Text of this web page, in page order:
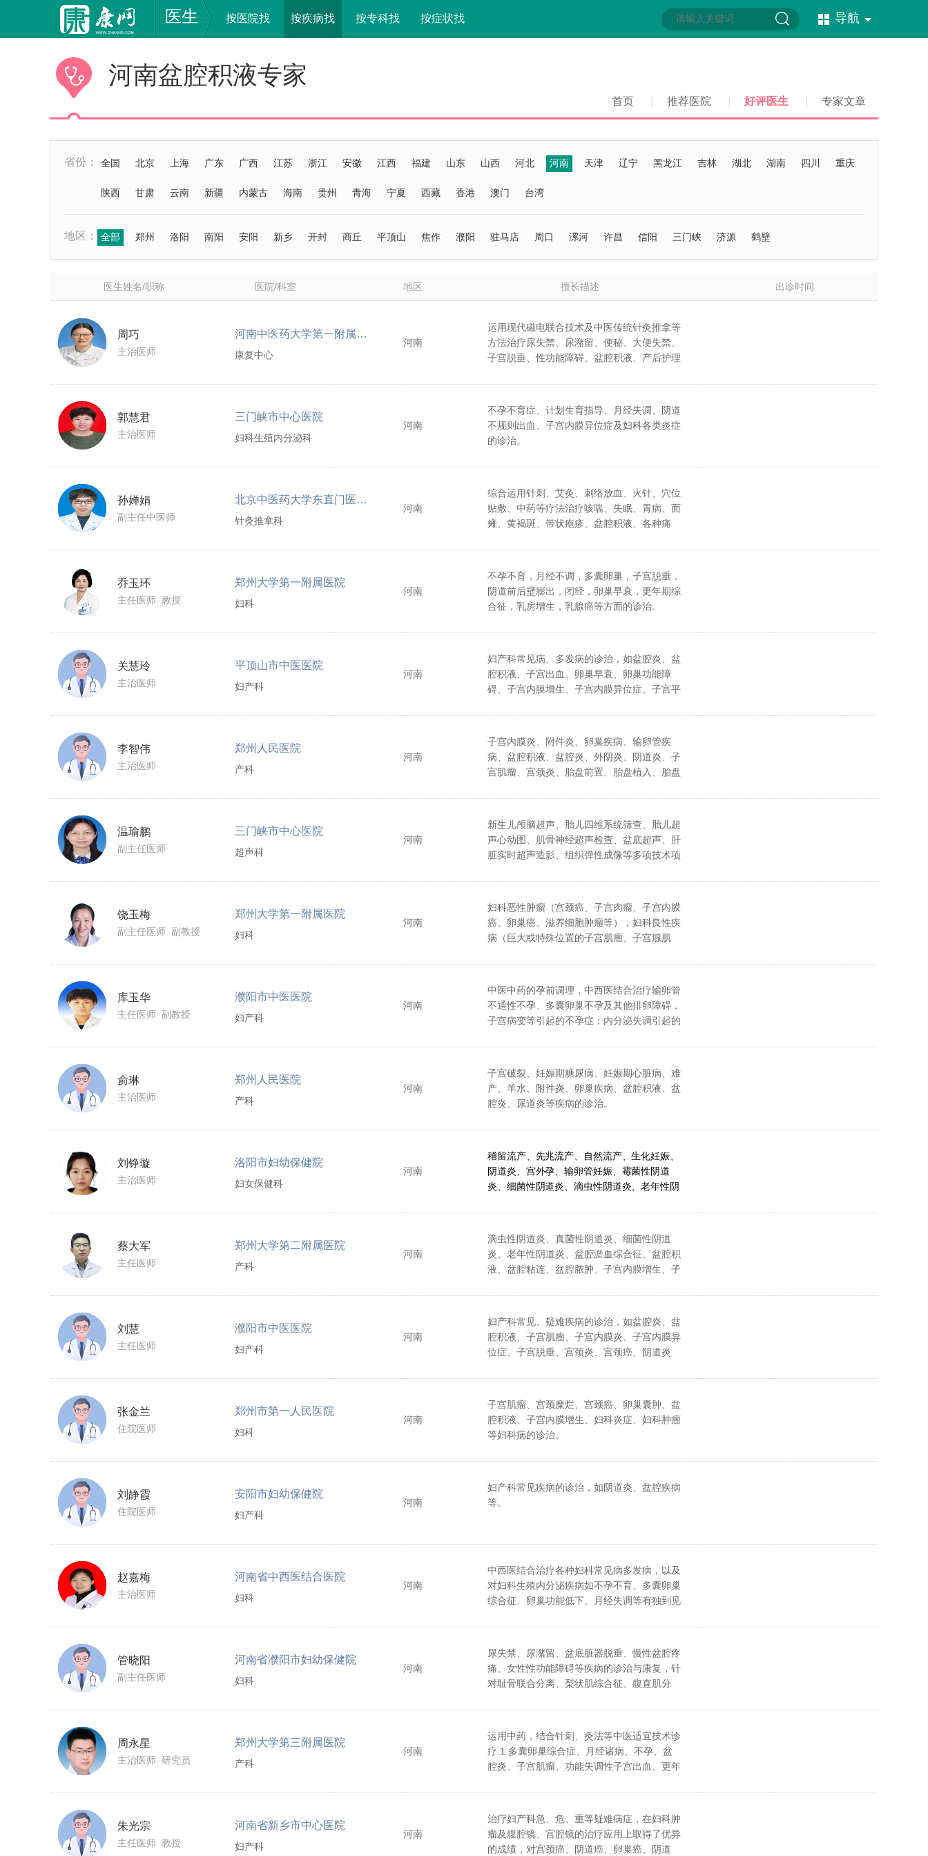
医生 按医院找 按疾病找 按专科找 按症状找 导航
河南盆腔积液专家
首页 推荐医院 好评医生 专家文章
省份： 全国 北京 上海 广东 广西 江苏 浙江 安徽 江西 福建 山东 山西 河北 河南 天津 辽宁 黑龙江 吉林 湖北 湖南 四川 重庆
陕西 甘肃 云南 新疆 内蒙古 海南 贵州 青海 宁夏 西藏 香港 澳门 台湾
地区： 全部 郑州 洛阳 南阳 安阳 新乡 开封 商丘 平顶山 焦作 濮阳 驻马店 周口 漯河 许昌 信阳 三门峡 济源 鹤壁
医生姓名/职称 医院/科室 地区 擅长描述 出诊时间
周巧
主治医师
河南中医药大学第一附属医院
康复中心
河南
运用现代磁电联合技术及中医传统针灸推拿等
方法治疗尿失禁、尿潴留、便秘、大便失禁、
子宫脱垂、性功能障碍、盆腔积液、产后护理
郭慧君
主治医师
三门峡市中心医院
妇科生殖内分泌科
河南
不孕不育症、计划生育指导、月经失调、阴道
不规则出血、子宫内膜异位症及妇科各类炎症
的诊治。
孙婵娟
副主任中医师
北京中医药大学东直门医院洛阳医院（洛阳市中医院）
针灸推拿科
河南
综合运用针刺、艾灸、刺络放血、火针、穴位
贴敷、中药等疗法治疗咳喘、失眠、胃病、面
瘫、黄褐斑、带状疱疹、盆腔积液、各种痛
性疾病、亚健康调理和疑难杂症等。
乔玉环
主任医师 教授
郑州大学第一附属医院
妇科
河南
不孕不育，月经不调，多囊卵巢，子宫脱垂，
阴道前后壁膨出，闭经，卵巢早衰，更年期综
合征，乳房增生，乳腺癌等方面的诊治。
关慧玲
主治医师
平顶山市中医医院
妇产科
河南
妇产科常见病、多发病的诊治，如盆腔炎、盆
腔积液、子宫出血、卵巢早衰、卵巢功能障
碍、子宫内膜增生、子宫内膜异位症、子宫平
李智伟
主治医师
郑州人民医院
产科
河南
子宫内膜炎、附件炎、卵巢疾病、输卵管疾
病、盆腔积液、盆腔炎、外阴炎、阴道炎、子
宫肌瘤、宫颈炎、胎盘前置、胎盘植入、胎盘
温瑜鹏
副主任医师
三门峡市中心医院
超声科
河南
新生儿颅脑超声、胎儿四维系统筛查、胎儿超
声心动图、肌骨神经超声检查、盆底超声、肝
脏实时超声造影、组织弹性成像等多项技术项
饶玉梅
副主任医师 副教授
郑州大学第一附属医院
妇科
河南
妇科恶性肿瘤（宫颈癌、子宫肉瘤、子宫内膜
癌、卵巢癌、滋养细胞肿瘤等），妇科良性疾
病（巨大或特殊位置的子宫肌瘤、子宫腺肌
巢囊肿、宫腔粘连等），不孕症，子宫异常出
血，围绝经期、青春期内分泌紊乱，多囊卵巢
综合征等疾病诊治。
库玉华
主任医师 副教授
濮阳市中医医院
妇产科
河南
中医中药的孕前调理，中西医结合治疗输卵管
不通性不孕、多囊卵巢不孕及其他排卵障碍，
子宫病变等引起的不孕症；内分泌失调引起的
等月经不调症；急慢性盆腔炎引起的腹痛、带
下、附件囊肿、盆腔积液等；对孕期的先兆流
产、妊娠呕吐、妊娠感冒、产后病、更年期综
合征及乳腺病中药治疗效果显著，深受好评。
侴琳
主治医师
郑州人民医院
产科
河南
子宫破裂、妊娠期糖尿病、妊娠期心脏病、难
产、羊水、附件炎、卵巢疾病、盆腔积液、盆
腔炎、尿道炎等疾病的诊治。
刘铮璇
主治医师
洛阳市妇幼保健院
妇女保健科
河南
稽留流产、先兆流产、自然流产、生化妊娠、
阴道炎、宫外孕、输卵管妊娠、霉菌性阴道
炎、细菌性阴道炎、滴虫性阴道炎、老年性阴
性盆腔炎、盆腔积液、宫颈疾病、宫颈息肉、
附件炎、附件囊肿、多囊卵巢综合征、子宫内
膜炎。
蔡大军
主任医师
郑州大学第二附属医院
产科
河南
滴虫性阴道炎、真菌性阴道炎、细菌性阴道
炎、老年性阴道炎、盆腔淤血综合征、盆腔积
液、盆腔粘连、盆腔脓肿、子宫内膜增生、子
治。
刘慧
主任医师
濮阳市中医医院
妇产科
河南
妇产科常见、疑难疾病的诊治，如盆腔炎、盆
腔积液、子宫肌瘤、子宫内膜炎、子宫内膜异
位症、子宫脱垂、宫颈炎、宫颈癌、阴道炎
张金兰
住院医师
郑州市第一人民医院
妇科
河南
子宫肌瘤、宫颈糜烂、宫颈癌、卵巢囊肿、盆
腔积液、子宫内膜增生、妇科炎症、妇科肿瘤
等妇科病的诊治。
刘静霞
住院医师
安阳市妇幼保健院
妇产科
河南
妇产科常见疾病的诊治，如阴道炎、盆腔疾病
等。
赵嘉梅
主治医师
河南省中西医结合医院
妇科
河南
中西医结合治疗各种妇科常见病多发病，以及
对妇科生殖内分泌疾病如不孕不育、多囊卵巢
综合征、卵巢功能低下、月经失调等有独到见
管晓阳
副主任医师
河南省濮阳市妇幼保健院
妇科
河南
尿失禁、尿潴留、盆底脏器脱垂、慢性盆腔疼
痛、女性性功能障碍等疾病的诊治与康复，针
对耻骨联合分离、梨状肌综合征、腹直肌分
案，疗效显著，熟练掌握妇科炎症。
周永星
主治医师 研究员
郑州大学第三附属医院
产科
河南
运用中药，结合针刺、灸法等中医适宜技术诊
疗:1.多囊卵巢综合症、月经诸病、不孕、盆
腔炎、子宫肌瘤、功能失调性子宫出血、更年
液、宫腔粘连、宫腔积液等。2.妊娠期剧吐、
咳嗽、便秘、失眠、面瘫、宫腔淤血、反复流
产、耻骨联合疼痛等;产后乳汁淤积、乳少、
剖宫产刀口及会阴刀口愈合不良、腹胀、尿潴
朱光宗
主任医师 教授
河南省新乡市中心医院
妇产科
河南
治疗妇产科急、危、重等疑难病症，在妇科肿
瘤及腹腔镜、宫腔镜的治疗应用上取得了优异
的成绩，对宫颈癌、阴道癌、卵巢癌、阴道